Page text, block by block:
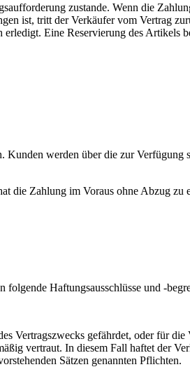
zustande. Wenn die
ist, tritt der Verkäufer vom Vertrag
Eine Reservierung des Artikels
werden über die zur Verfügung
die Zahlung im Voraus ohne Abzug zu
folgende Haftungsausschlüsse und -
Vertragszwecks gefährdet, oder für
vertraut. In diesem Fall haftet der
Sätzen genannten Pflichten.